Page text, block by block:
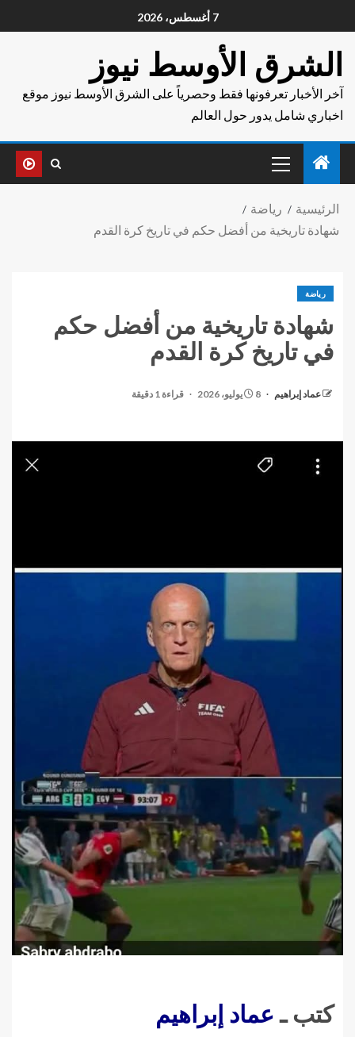
7 أغسطس، 2026
الشرق الأوسط نيوز
آخر الأخبار تعرفونها فقط وحصرياً على الشرق الأوسط نيوز موقع
اخباري شامل يدور حول العالم
الرئيسية
رياضة
شهادة تاريخية من أفضل حكم في تاريخ كرة القدم
رياضة
شهادة تاريخية من أفضل حكم
في تاريخ كرة القدم
عماد إبراهيم 8 يوليو، 2026 قراءة 1 دقيقة
كتب ـعماد إبراهيم